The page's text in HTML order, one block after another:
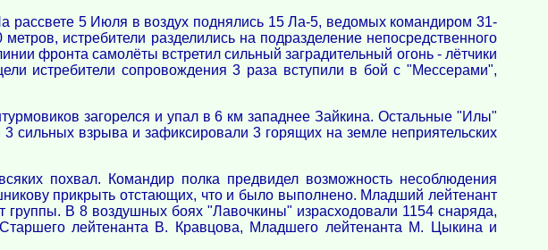
рассвете 5 Июля в воздух поднялись 15 Ла-5, ведомых командиром 31-
истребители разделились на подразделение непосредственного
фронта самолёты встретил сильный заградительный огонь - лётчики
истребители сопровождения 3 раза вступили в бой с "Мессерами",
загорелся и упал в 6 км западнее Зайкина. Остальные "Илы"
сильных взрыва и зафиксировали 3 горящих на земле неприятельских
похвал. Командир полка предвидел возможность несоблюдения
прикрыть отстающих, что и было выполнено. Младший лейтенант
В 8 воздушных боях "Лавочкины" израсходовали 1154 снаряда,
лейтенанта В. Кравцова, Младшего лейтенанта М. Цыкина и